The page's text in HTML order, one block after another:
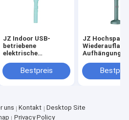
JZ Indoor USB-
betriebene
elektrische
Kinder Anti-Killing
Schädlingsbekämpfungslampe
Bestpreis
JZ
Aufhängung
Typ Bug
1 Elektrische
uns Kontakt
Desktop Site
Privacy Policy